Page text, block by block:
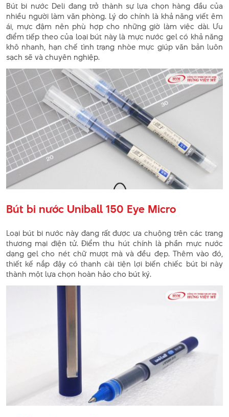
Bút bi nước Deli đang trở thành sự lựa chọn hàng đầu của
nhiều người làm văn phòng. Lý do chính là khả năng viết êm
ái, mực đậm nên phù hợp cho những giờ làm việc dài. Ưu
điểm tiếp theo của loại bút này là mực nước gel có khả năng
khô nhanh, hạn chế tình trạng nhòe mực giúp văn bản luôn
sạch sẽ và chuyên nghiệp.
Bút bi nước Uniball 150 Eye Micro
Loại bút bi nước này đang rất được ưa chuộng trên các trang
thương mại điện tử. Điểm thu hút chính là phần mực nước
dạng gel cho nét chữ mượt mà và đều đẹp. Thêm vào đó,
thiết kế nắp đậy có thanh cài tiện lợi biến chiếc bút bi này
thành một lựa chọn hoàn hảo cho bút ký.